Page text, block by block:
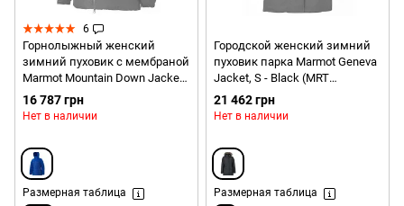
6
Горнолыжный женский
зимний пуховик с мембраной
Marmot Mountain Down Jacket,
XS - Gem Blue (MRT
76030.2532-XS)
16 787 грн
Нет в наличии
Размерная таблица
Городской женский зимний
пуховик парка Marmot Geneva
Jacket, S - Black (MRT
78280.001-S)
21 462 грн
Нет в наличии
Размерная таблица